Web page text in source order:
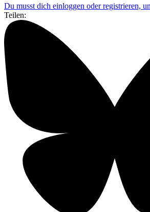
Du musst dich einloggen oder registrieren,
Teilen: